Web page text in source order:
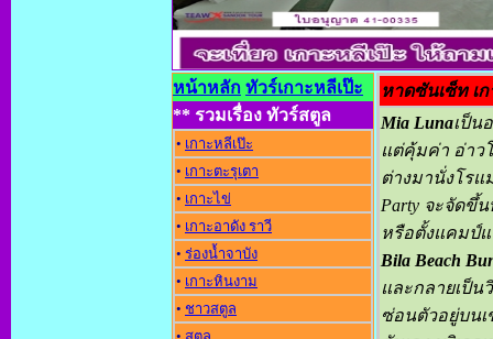
หน้าหลัก ทัวร์เกาะหลีเป๊ะ
** รวมเรื่อง ทัวร์สตูล
• เกาะหลีเป๊ะ
• เกาะตะรุเตา
• เกาะไข่
• เกาะอาดัง ราว
• ร่องน้ำจาบัง
• เกาะหินงาม
• ชาวสตูล
หาดซันเซ็ท เก
Mia Lunaเป็น
แต่คุ้มค่า อ่าว
ต่างมานั่งโร
Party จะจัดขึ้
หรือตั้งแคมป์แ
Bila Beach
และกลายเป็น
ซ่อนตัวอยู่บนเ